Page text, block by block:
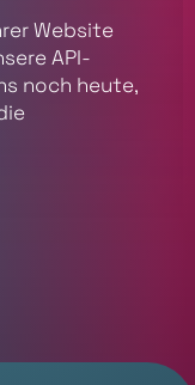
Website
API-
noch heute,